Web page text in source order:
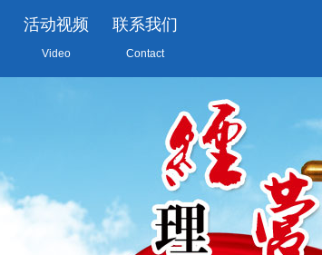
活动视频
Video
联系我们
Contact